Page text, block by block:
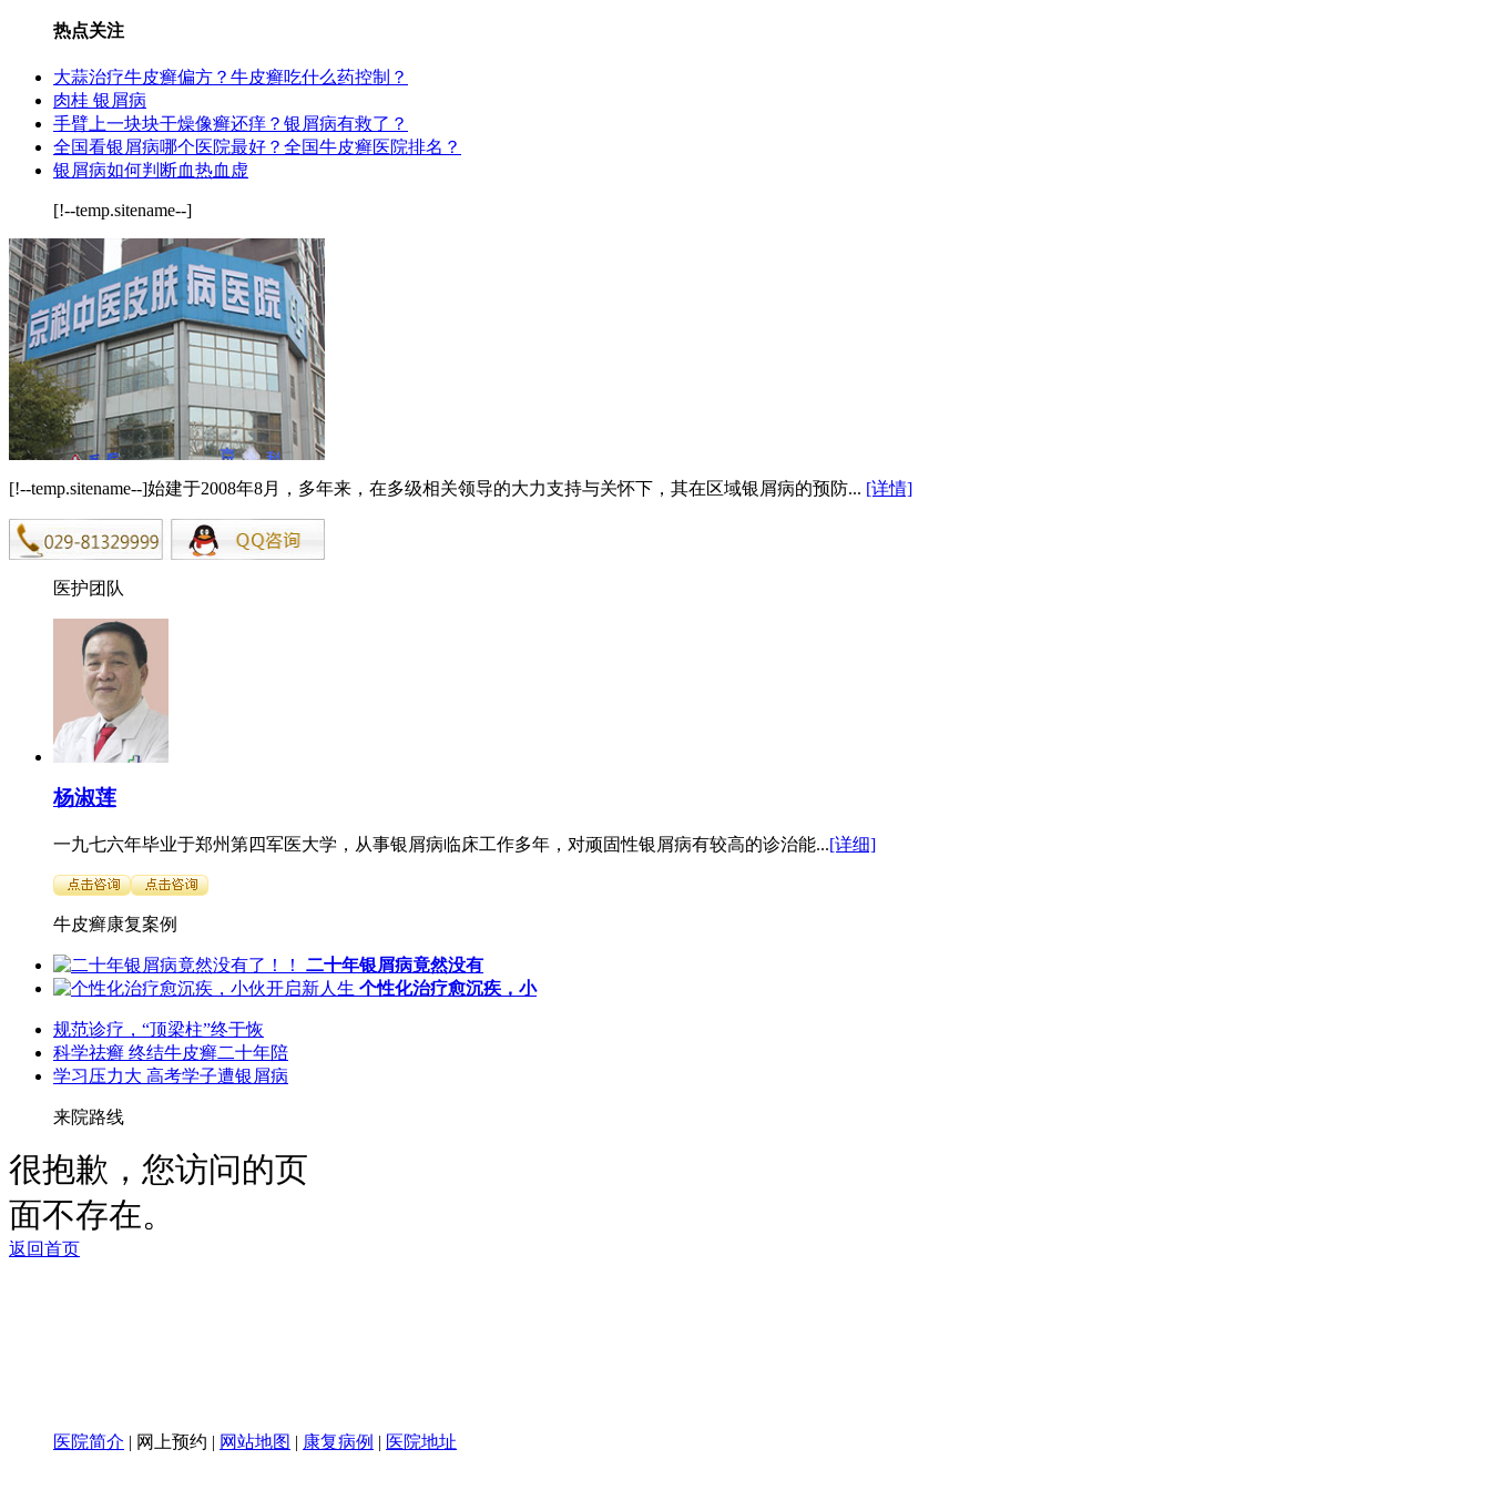
热点关注
大蒜治疗牛皮癣偏方？牛皮癣吃什么药控制？
肉桂 银屑病
手臂上一块块干燥像癣还痒？银屑病有救了？
全国看银屑病哪个医院最好？全国牛皮癣医院排名？
银屑病如何判断血热血虚
[!--temp.sitename--]
[!--temp.sitename--]始建于2008年8月，多年来，在多级相关领导的大力支持与关怀下，其在区域银屑病的预防... [详情]
医护团队
杨淑莲
一九七六年毕业于郑州第四军医大学，从事银屑病临床工作多年，对顽固性银屑病有较高的诊治能...[详细]
牛皮癣康复案例
二十年银屑病竟然没有
个性化治疗愈沉疾，小
规范诊疗，“顶梁柱”终于恢
科学祛癣 终结牛皮癣二十年陪
学习压力大 高考学子遭银屑病
来院路线
医院简介 | 网上预约 | 网站地图 | 康复病例 | 医院地址